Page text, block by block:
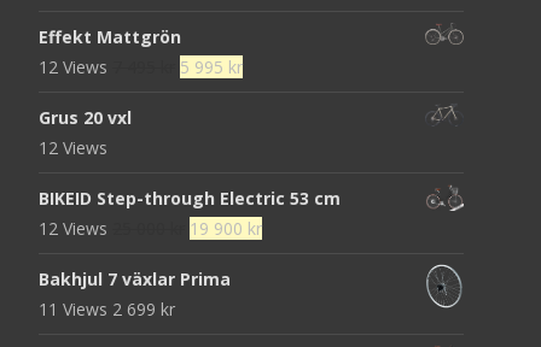
Effekt Mattgrön
12 Views
Det
495 kr.
5 995 krDet
995 kr.
Grus 20 vxl
12 Views
BIKEID Step-through Electric 53 cm
12 Views
Det
priset
19 900 krDet
Bakhjul 7 växlar Prima
11 Views 2 699 kr